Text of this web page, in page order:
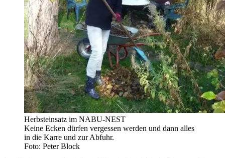
Herbsteinsatz im NABU-NEST
Keine Ecken dürfen vergessen werden und dann alles
in die Karre und zur Abfuhr.
Foto: Peter Block